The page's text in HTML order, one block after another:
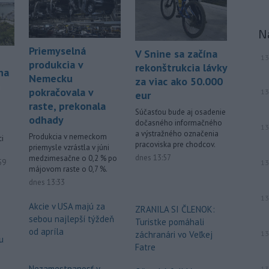
Slovenská polícia prispela k
objasneniu prípadu prevádzačstva,
ktorý sa podarilo ukončiť
Maďarsku.
Priemyselná
produkcia v
Nemecku
pokračovala v
raste, prekonala
odhady
Produkcia v nemeckom
priemysle vzrástla v júni
medzimesačne o 0,2 % po
májovom raste o 0,7 %.
dnes 13:33
Akcie v USA majú za
sebou najlepší týždeň
od apríla
V Snine sa začína
rekonštrukcia lávky
za viac ako 50.000
eur
Súčasťou bude aj osadenie
dočasného informačného
a výstražného označenia
pracoviska pre chodcov.
dnes 13:57
ZRANILA SI ČLENOK:
Turistke pomáhali
záchranári vo Veľkej
Fatre